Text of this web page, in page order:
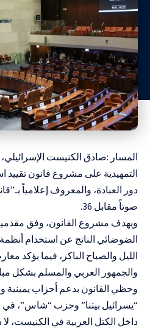
المسار :صادق الكنيست الإسرائيلي،
التمهيدية على مشروع قانون
صوتاً مقابل 36.
ويهدف مشروع القانون، وفق
الضوضائي الناتج عن استخدام
الليل والصباح الباكر، فيما يؤكد
والجمهور العربي والمسلم بشكل
وحظي القانون بدعم أحزاب يمينية
“يسرائيل بيتنا” وحزب “شاس”، في
داخل الكتل العربية في الكنيست،